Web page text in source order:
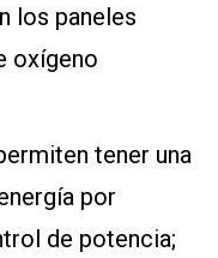
los paneles
oxígeno
tener una
por
de potencia;